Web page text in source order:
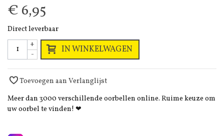
€ 6,95
Direct leverbaar
-
+ IN WINKELWAGEN
Toevoegen aan Verlanglijst
Meer dan 3000 verschillende oorbellen online. Ruime keuze om
uw oorbel te vinden! ❤